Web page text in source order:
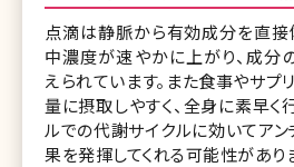
点滴は静脈から有効成分を直接
中濃度が速やかに上がり、成分
えられています。また食事やサプ
量に摂取しやすく、全身に素早く
ルでの代謝サイクルに効いてア
果を発揮してくれる可能性があり